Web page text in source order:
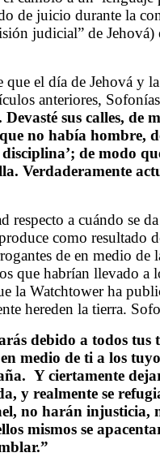
de juicio durante la
judicial” de
el día de Jehová y
anteriores,
sus calles,
no había hombre,
disciplina’; de modo
Verdaderamente
respecto a cuándo se
como resultado
de en medio
que habrían llevado a
la Watchtower ha
hereden la tierra.
debido a todos
medio de ti a los
Y ciertamente
y realmente se
no harán
mismos se